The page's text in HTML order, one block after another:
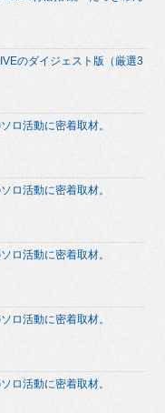
のダイジェスト版（厳選3
ロ活動に密着取材。
ロ活動に密着取材。
ロ活動に密着取材。
ロ活動に密着取材。
ロ活動に密着取材。